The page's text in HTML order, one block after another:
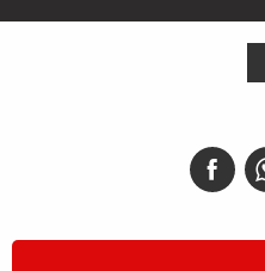
Sfânta